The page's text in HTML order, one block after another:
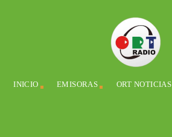
INICIO EMISORAS ORT NOTICIAS